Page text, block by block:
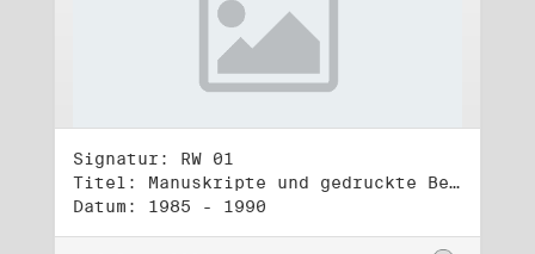
Signatur: RW 01
Titel: Manuskripte und gedruckte Belege (1)
Datum: 1985 - 1990